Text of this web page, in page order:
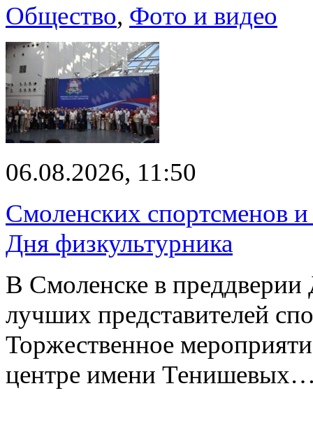
Общество, Фото и видео
06.08.2026, 11:50
Смоленских спортсменов
Дня физкультурника
В Смоленске в преддверии
лучших представителей
Торжественное
центре имени